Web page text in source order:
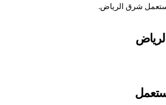
شرق الرياض.